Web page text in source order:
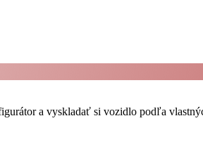
a vyskladať si vozidlo podľa